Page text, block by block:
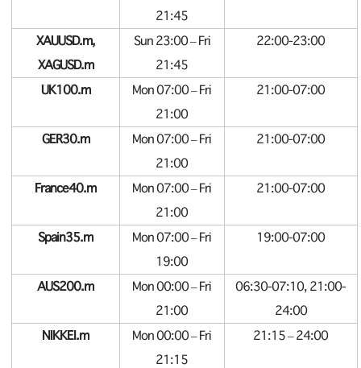
21:45
XAUUSD.m,
XAGUSD.m
Sun 23:00 – Fri
21:45
22:00-23:00
UK100.m
Mon 07:00 – Fri
21:00
21:00-07:00
GER30.m
Mon 07:00 – Fri
21:00
21:00-07:00
France40.m
Mon 07:00 – Fri
21:00
21:00-07:00
Spain35.m
Mon 07:00 – Fri
19:00
19:00-07:00
AUS200.m
Mon 00:00 – Fri
21:00
06:30-07:10, 21:00-
24:00
NIKKEI.m
Mon 00:00 – Fri
21:15
21:15 – 24:00